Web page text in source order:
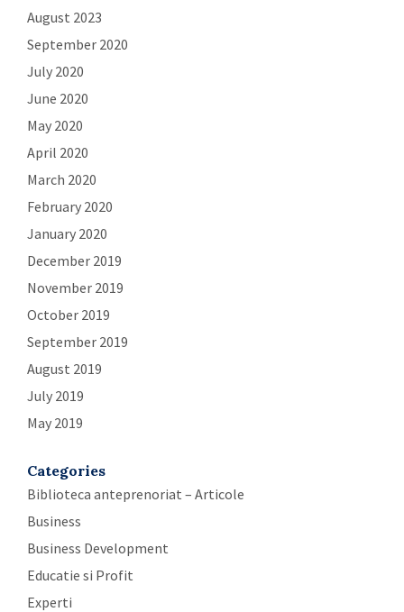
August 2023
September 2020
July 2020
June 2020
May 2020
April 2020
March 2020
February 2020
January 2020
December 2019
November 2019
October 2019
September 2019
August 2019
July 2019
May 2019
Categories
Biblioteca anteprenoriat – Articole
Business
Business Development
Educatie si Profit
Experti